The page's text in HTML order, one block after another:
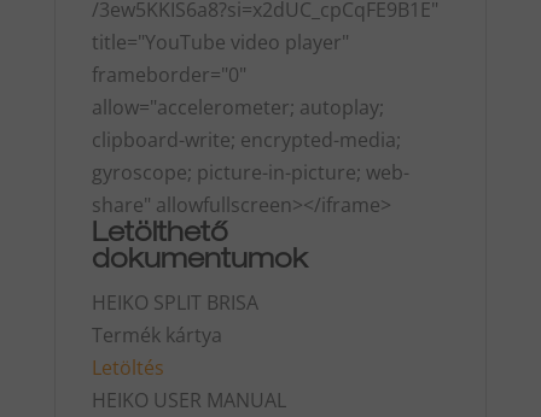
/3ew5KKIS6a8?si=x2dUC_cpCqFE9B1E"
title="YouTube video player"
frameborder="0"
allow="accelerometer; autoplay;
clipboard-write; encrypted-media;
gyroscope; picture-in-picture; web-
share" allowfullscreen></iframe>
Letölthető
dokumentumok
HEIKO SPLIT BRISA
Termék kártya
Letöltés
HEIKO USER MANUAL